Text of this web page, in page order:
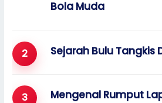
Bola Muda
Sejarah Bulu Tangkis
Mengenal Rumput